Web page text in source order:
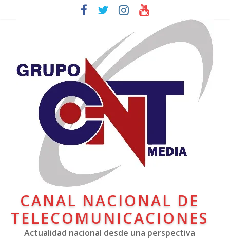
CANAL NACIONAL DE
TELECOMUNICACIONES
Actualidad nacional desde una perspectiva